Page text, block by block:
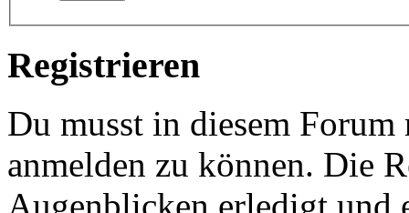
Registrieren
Du musst in diesem
anmelden zu können. Die